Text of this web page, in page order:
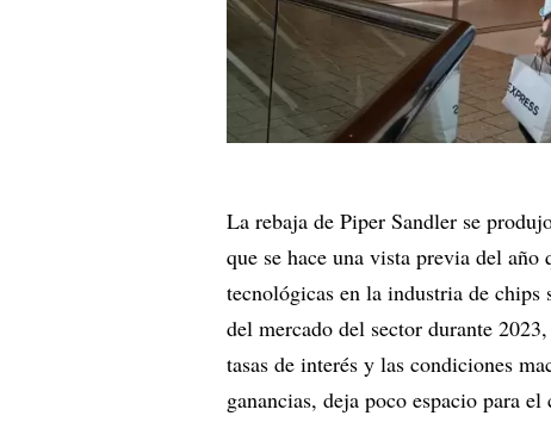
La rebaja de Piper Sandler se
que se hace una vista previa del año
tecnológicas en la industria de
del mercado del sector durante
tasas de interés y las condiciones
ganancias, deja poco espacio para